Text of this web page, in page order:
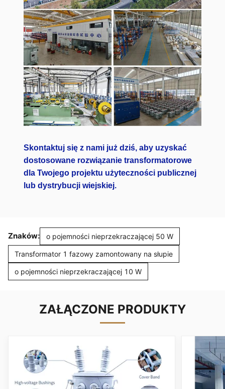
Skontaktuj się z nami już dziś, aby uzyskać
dostosowane rozwiązanie transformatorowe
dla Twojego projektu użyteczności publicznej
lub dystrybucji wiejskiej.
Znaków: o pojemności nieprzekraczającej 50 W
Transformator 1 fazowy zamontowany na słupie
o pojemności nieprzekraczającej 10 W
ZAŁĄCZONE PRODUKTY